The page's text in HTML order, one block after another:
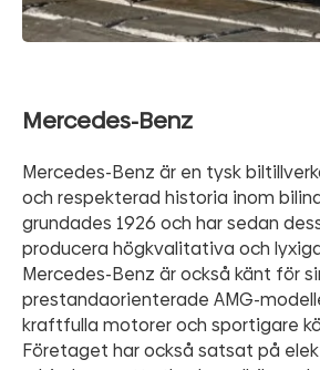
Mercedes-Benz
Mercedes-Benz är en tysk
och respekterad historia inom
grundades 1926 och har sedan
producera högkvalitativa och
Mercedes-Benz är också känt för
prestandaorienterade AMG-
kraftfulla motorer och sportigare
Företaget har också satsat på